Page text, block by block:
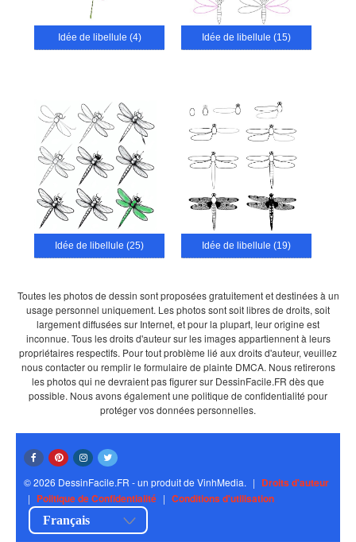
Idée de libellule (4) Idée de libellule (15)
Idée de libellule (25) Idée de libellule (19)
Toutes les photos de dessin sont proposées gratuitement et destinées à un
usage personnel uniquement. Les photos sont soit libres de droits, soit
largement diffusées sur Internet, et pour la plupart, leur origine est
inconnue. Tous les droits d'auteur sur les images appartiennent à leurs
propriétaires respectifs. Pour tout problème lié aux droits d'auteur, veuillez
nous contacter ou remplir le formulaire de plainte DMCA. Nous retirerons
les photos qui ne devraient pas figurer sur DessinFacile.FR dès que
possible. Nous avons également une politique de confidentialité pour
protéger vos données personnelles.
© 2026 DessinFacile.FR - un produit de VinhMedia. | Droits d'auteur
| Politique de Confidentialité | Conditions d'utilisation
Français